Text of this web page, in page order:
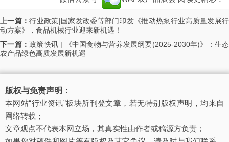
上一篇：行业政策|国家发改委等部门印发《推动热泵行业高质量发展行
动方案》，食品机械行业迎来新机遇！
下一篇： 政策快讯 | 《中国食物与营养发展纲要(2025-2030年)》：生态
农产品绿色高质发展新机遇
版权与免责声明：
本网站“行业资讯”板块所刊登文章，若无特别版权声明，均来自
网络转载；
文章观点不代表本网立场，其真实性由作者或稿源方负责；